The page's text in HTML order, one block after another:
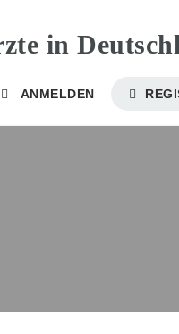
ANMELDEN